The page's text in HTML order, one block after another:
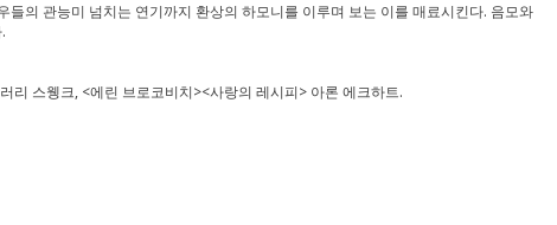
의 관능미 넘치는 연기까지 환상의 하모니를 이루며 보는 이를 매료시킨다. 음모와
리 스웽크, <에린 브로코비치><사랑의 레시피> 아론 에크하트.